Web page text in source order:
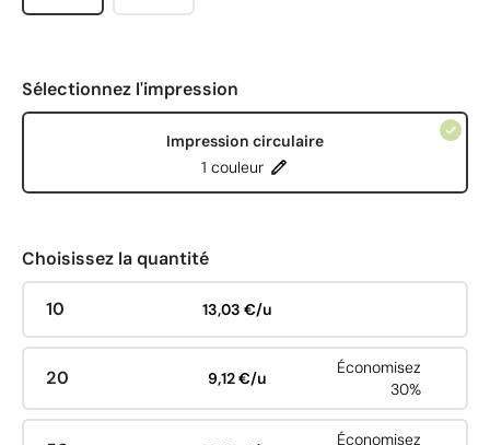
Sélectionnez l'impression
Impression circulaire
1 couleur
Choisissez la quantité
10 13,03 €/u
20 9,12 €/u
Économisez
30%
Économisez